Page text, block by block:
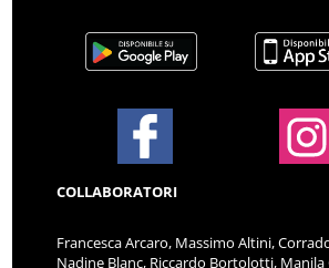
COLLABORATORI
Francesca Arcaro, Massimo Altini,
Nadine Blanc, Riccardo Bortolotti, Manila